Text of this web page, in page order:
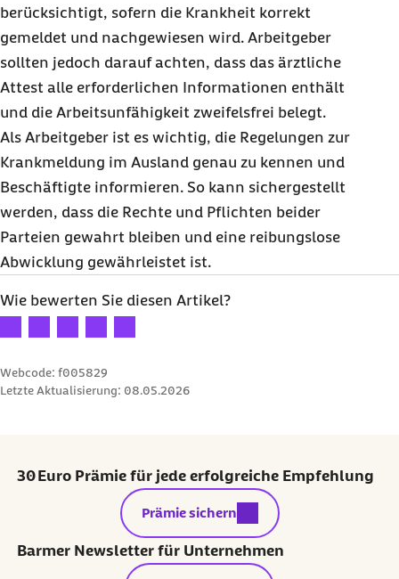
berücksichtigt, sofern die Krankheit korrekt
gemeldet und nachgewiesen wird. Arbeitgeber
sollten jedoch darauf achten, dass das ärztliche
Attest alle erforderlichen Informationen enthält
und die Arbeitsunfähigkeit zweifelsfrei belegt.
Als Arbeitgeber ist es wichtig, die Regelungen zur
Krankmeldung im Ausland genau zu kennen und
Beschäftigte informieren. So kann sichergestellt
werden, dass die Rechte und Pflichten beider
Parteien gewahrt bleiben und eine reibungslose
Abwicklung gewährleistet ist.
Wie bewerten Sie diesen Artikel?
Ihre Bewertung: 1 Stern
Ihre Bewertung: 2 Sterne
Ihre Bewertung: 3 Sterne
Ihre Bewertung: 4 Sterne
Ihre Bewertung: 5 Sterne
Webcode: f005829
Letzte Aktualisierung: 08.05.2026
30 Euro Prämie für jede erfolgreiche Empfehlung
externer Link:
Prämie sichern
Barmer Newsletter für Unternehmen